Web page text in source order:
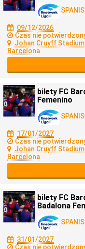
09/12/2026
Czas nie
Johan Cruyff
Barcelona
bilety FC
Femenino
17/01/2027
Czas nie
Johan Cruyff
Barcelona
bilety FC
Badalona
31/01/2027
Czas nie